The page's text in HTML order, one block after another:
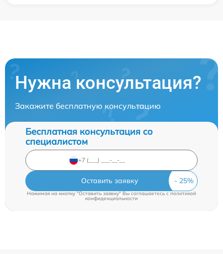
Нужна консультация?
Закажите бесплатную консультацию
Бесплатная консультация со
специалистом
Оставить заявку
Нажимая на кнопку "Оставить заявку" Вы соглашаетесь cполитикой
конфиденциальности